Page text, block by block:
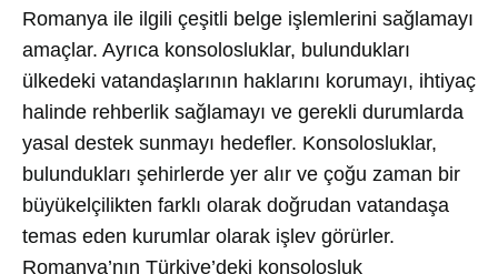
Romanya ile ilgili çeşitli belge işlemlerini sağlamayı
amaçlar. Ayrıca konsolosluklar, bulundukları
ülkedeki vatandaşlarının haklarını korumayı, ihtiyaç
halinde rehberlik sağlamayı ve gerekli durumlarda
yasal destek sunmayı hedefler. Konsolosluklar,
bulundukları şehirlerde yer alır ve çoğu zaman bir
büyükelçilikten farklı olarak doğrudan vatandaşa
temas eden kurumlar olarak işlev görürler.
Romanya’nın Türkiye’deki konsolosluk